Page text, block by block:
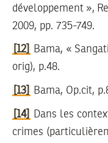
développement »,
2009, pp. 735-749.
[12]
Bama, «
orig), p.48.
[13] Bama, Op.cit,
[14]
Dans les
crimes